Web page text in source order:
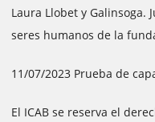
Laura Llobet y Galinsoga.
seres humanos de la
11/07/2023 Prueba de
El ICAB se reserva el